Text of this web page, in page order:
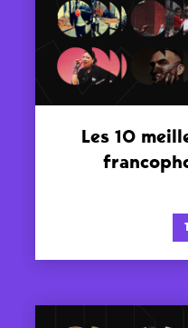
Les 10